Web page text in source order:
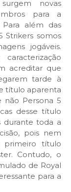
novas
para a
além das
Strikers somos
jogáveis.
acreditar que
tarde à
título aparenta
não Persona 5
desse título
durante toda a
pois nem
título
Contudo, o
de Royal
para a